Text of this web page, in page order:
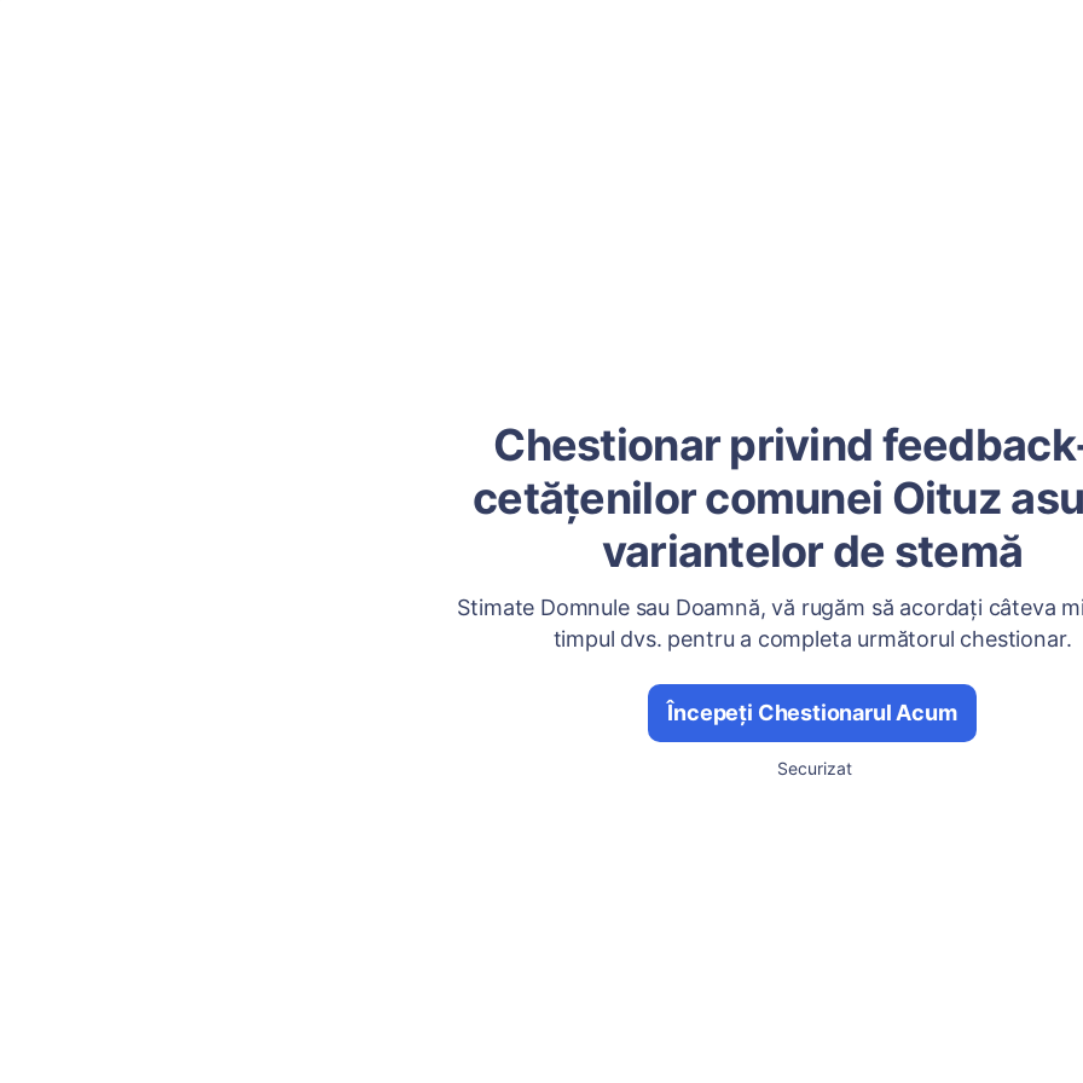
Chestionar privind
cetățenilor comunei Oituz
variantelor de stemă
Stimate Domnule sau Doamnă, vă rugăm să acordați câteva
timpul dvs. pentru a completa următorul chestionar.
Începeți Chestionarul Acum
Securizat